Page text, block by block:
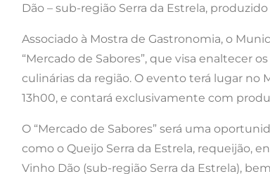
Dão – sub-região Serra da Estrela,
Associado à Mostra de Gastronomia, o
“Mercado de Sabores”, que visa enaltecer
culinárias da região. O evento terá lugar no
13h00, e contará exclusivamente com
O “Mercado de Sabores” será uma
como o Queijo Serra da Estrela, requeijão,
Vinho Dão (sub-região Serra da Estrela),